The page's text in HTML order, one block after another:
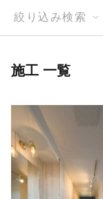
絞り込み検索
施工 一覧